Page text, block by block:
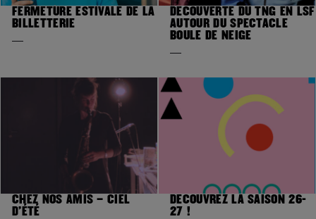
FERMETURE ESTIVALE DE LA
BILLETTERIE
DÉCOUVERTE DU TNG EN LSF
AUTOUR DU SPECTACLE
BOULE DE NEIGE
CHEZ NOS AMIS – CIEL
D’ÉTÉ
DÉCOUVREZ LA SAISON 26-
27 !